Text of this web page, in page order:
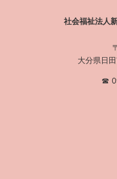
社会福祉法人
大分県日
☎︎